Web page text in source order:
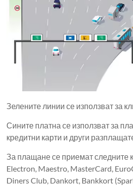
Зелените линии се използват за
Сините платна се използват за
кредитни карти и други
За плащане се приемат следните
Electron, Maestro, MasterCard,
Diners Club, Dankort, Bankkort